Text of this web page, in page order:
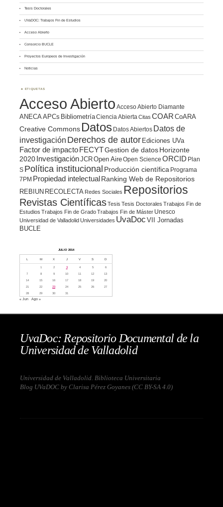
Tesis Doctorales
UVaDOC: Trabajos Fin de Estudios
Acceso Abierto
Consorcio BUCLE
Proyectos Europeos de Investigación
Noticias
ETIQUETAS
Acceso Abierto Acceso Abierto Diamante
ANECAAPCs BibliometríaCiencia Abierta Citas COAR CoARA
Creative Commons Datos Datos Abiertos Datos de
investigación Derechos de autor Ediciones UVa
Factor de impacto FECYTGestion de datosHorizonte
2020 InvestigaciónJCROpen AireOpen Science ORCID Plan
S Política institucional Producción científica Programa
7PM Propiedad intelectualRanking Web de Repositorios
REBIUN RECOLECTA Redes Sociales Repositorios
Revistas CientíficasTesis Tesis Doctorales Trabajos Fin de
Estudios Trabajos Fin de GradoTrabajos Fin de Máster Unesco
Universidad de Valladolid Universidades UvaDoc VII Jornadas
BUCLE
JULIO 2014
L M X J V S D
1 2 3 4 5
6
7
8 9 10 11 12
13
14
15 16 17 18 19
20
21
22 23 24 25 26
27
28
29 30 31
« Jun Ago »
UvaDoc: Repositorio Documental de la
Universidad de Valladolid
Universidad de Valladolid. Biblioteca Universitaria
Blog UVaDOC by Clarisa Pérez Goyanes (CC BY-SA 4.0)